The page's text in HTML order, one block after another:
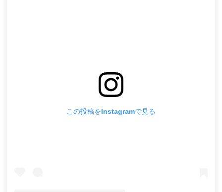
この投稿をInstagramで見る